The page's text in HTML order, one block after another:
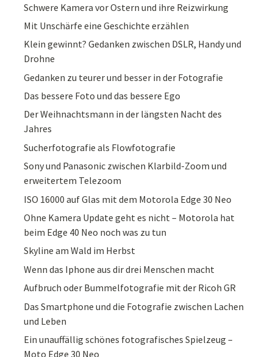
Schwere Kamera vor Ostern und ihre Reizwirkung
Mit Unschärfe eine Geschichte erzählen
Klein gewinnt? Gedanken zwischen DSLR, Handy und
Drohne
Gedanken zu teurer und besser in der Fotografie
Das bessere Foto und das bessere Ego
Der Weihnachtsmann in der längsten Nacht des
Jahres
Sucherfotografie als Flowfotografie
Sony und Panasonic zwischen Klarbild-Zoom und
erweitertem Telezoom
ISO 16000 auf Glas mit dem Motorola Edge 30 Neo
Ohne Kamera Update geht es nicht – Motorola hat
beim Edge 40 Neo noch was zu tun
Skyline am Wald im Herbst
Wenn das Iphone aus dir drei Menschen macht
Aufbruch oder Bummelfotografie mit der Ricoh GR
Das Smartphone und die Fotografie zwischen Lachen
und Leben
Ein unauffällig schönes fotografisches Spielzeug –
Moto Edge 30 Neo